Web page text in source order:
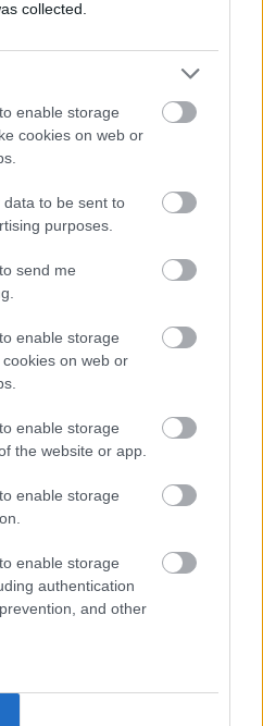
collected.
enable storage
cookies on web or
to be sent to
purposes.
send me
enable storage
on web or
enable storage
the website or app.
enable storage
enable storage
authentication
and other
és elfogadom az
csökken a riasztás